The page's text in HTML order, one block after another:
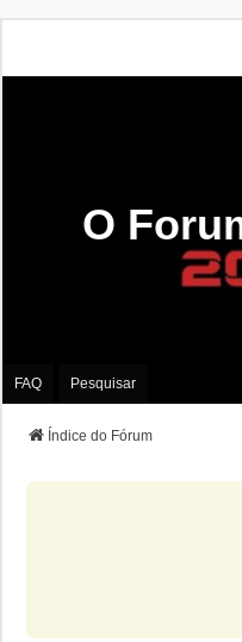
O
FAQ Pesquisar
Índice do Fórum